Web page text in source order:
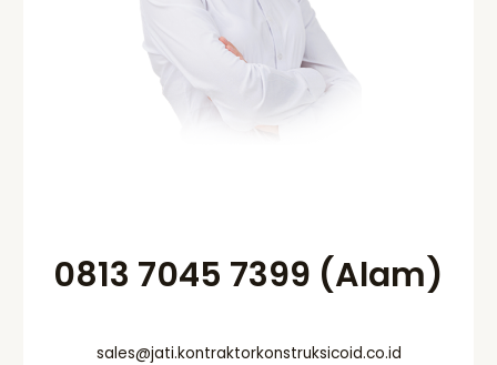
0813 7045 7399 (Alam)
sales@jati.kontraktorkonstruksicoid.co.id